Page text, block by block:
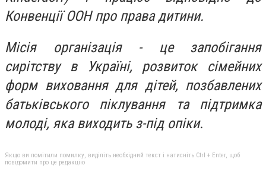
Конвенції ООН про права дитини.
Місія організація - це запобігання
сирітству в Україні, розвиток сімейних
форм виховання для дітей, позбавлених
батьківського піклування та підтримка
молоді, яка виходить з-під опіки.
Якщо ви помітили помилку, виділіть необхідний текст і натисніть Ctrl + Enter, щоб
повідомити про це редакцію